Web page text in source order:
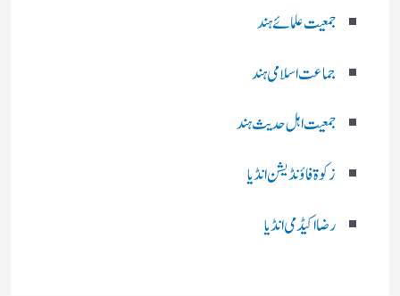
جمعیت علمائے ہند
جماعت اسلامی ہند
جمعیت اہل حدیث ہند
زکوۃ فاؤنڈیشن انڈیا
رضا اکیڈمی انڈیا